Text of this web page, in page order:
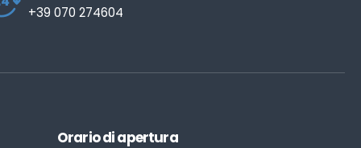
+39 070 274604
Orario di apertura